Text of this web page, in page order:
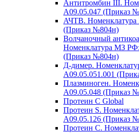
Антитромбин III.
A09.05.047 (Приказ
АЧТВ.
(Приказ №804н)
Волчаночный
Номенклатура МЗ
(Приказ №804н)
Д-димер.
A09.05.051.001
Плазминоген.
A09.05.048 (Приказ
Протеин C Global
Протеин S.
A09.05.126 (Приказ
Протеин С.